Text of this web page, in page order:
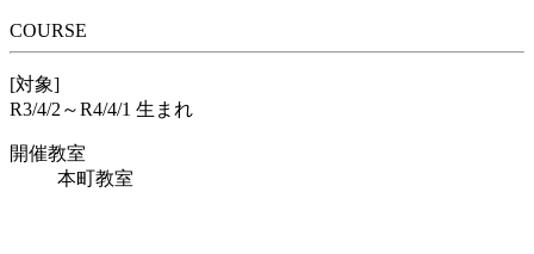
COURSE
[対象]
R3/4/2～R4/4/1 生まれ
開催教室
本町教室